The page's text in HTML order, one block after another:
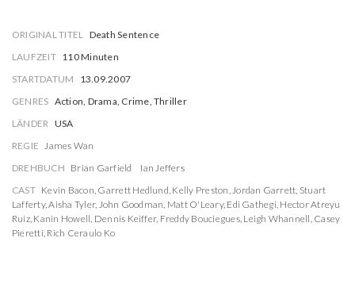
ORIGINAL TITEL Death Sentence
LAUFZEIT 110 Minuten
STARTDATUM
13.09.2007
GENRES Action, Drama, Crime, Thriller
LÄNDER USA
REGIE James Wan
DREHBUCH Brian Garfield
Ian Jeffers
CAST Kevin Bacon, Garrett Hedlund, Kelly Preston,Jordan Garrett, Stuart
Lafferty,Aisha Tyler, John Goodman, Matt O'Leary, Edi Gathegi, Hector Atreyu
Ruiz, Kanin Howell, Dennis Keiffer, Freddy Bouciegues, Leigh Whannell, Casey
Pieretti, Rich Ceraulo Ko